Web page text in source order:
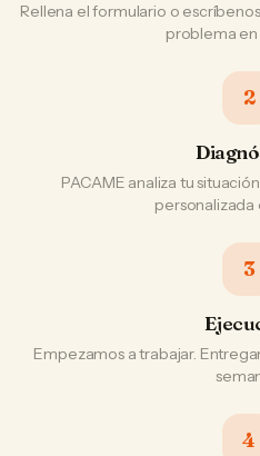
Rellena el formulario o
problema en
2
PACAME analiza tu
personalizada
3
Empezamos a trabajar.
4